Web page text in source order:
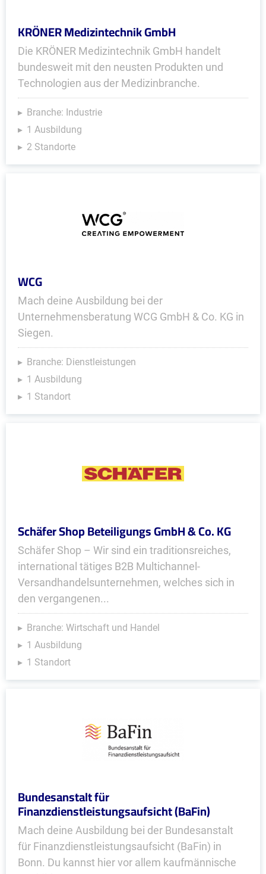
KRÖNER Medizintechnik GmbH
Die KRÖNER Medizintechnik GmbH handelt
bundesweit mit den neusten Produkten und
Technologien aus der Medizinbranche.
Branche: Industrie
1 Ausbildung
2 Standorte
WCG
Mach deine Ausbildung bei der
Unternehmensberatung WCG GmbH & Co. KG in
Siegen.
Branche: Dienstleistungen
1 Ausbildung
1 Standort
Schäfer Shop Beteiligungs GmbH & Co. KG
Schäfer Shop – Wir sind ein traditionsreiches,
international tätiges B2B Multichannel-
Versandhandelsunternehmen, welches sich in
den vergangenen...
Branche: Wirtschaft und Handel
1 Ausbildung
1 Standort
Bundesanstalt für
Finanzdienstleistungsaufsicht (BaFin)
Mach deine Ausbildung bei der Bundesanstalt
für Finanzdienstleistungsaufsicht (BaFin) in
Bonn. Du kannst hier vor allem kaufmännische